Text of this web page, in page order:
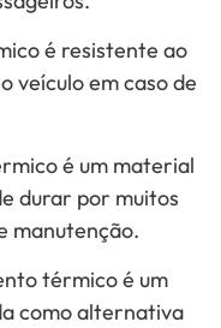
é resistente ao
veículo em caso de
é um material
durar por muitos
manutenção.
térmico é um
como alternativa